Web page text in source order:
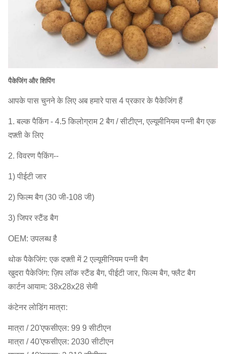
दस्तावेज:
Microbilogical विश्लेषण प्रमाण पत्र 5. सामग्री
का विवरण 6. वाणिज्यिक चालान 7. पैकिंग सूची 8.
लदान के बिल (बी / एल)
पैकेजिंग और शिपिंग
आपके पास चुनने के लिए अब हमारे पास 4 प्रकार के पैकेजिंग हैं
1. बल्क पैकिंग - 4.5 किलोग्राम 2 बैग / सीटीएन, एल्यूमीनियम पन्नी बैग एक
दफ़्ती के लिए
2. विवरण पैकिंग--
1) पीईटी जार
2) फिल्म बैग (30 जी-108 जी)
3) जिपर स्टैंड बैग
OEM: उपलब्ध है
थोक पैकेजिंग: एक दफ़्ती में 2 एल्यूमीनियम पन्नी बैग
खुदरा पैकेजिंग: ज़िप लॉक स्टैंड बैग, पीईटी जार, फिल्म बैग, फ्लैट बैग
कार्टन आयाम: 38x28x28 सेमी
कंटेनर लोडिंग मात्रा:
मात्रा / 20'एफसीएल: 99 9 सीटीएन
मात्रा / 40'एफसीएल: 2030 सीटीएन